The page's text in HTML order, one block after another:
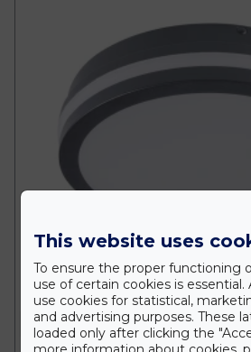
Kanlux
This website uses
To ensure the proper functioning
use of certain cookies is essential.
use cookies for statistical,
and advertising purposes. These
loaded only after clicking the